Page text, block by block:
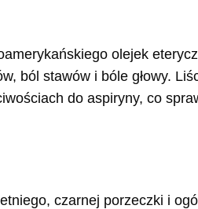
olejek
ból stawów i bóle głowy.
do aspiryny, co
czarnej porzeczki i